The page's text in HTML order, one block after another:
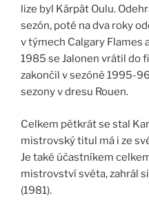
lize byl Kärpät Oulu.
sezón, poté na dva roky
v týmech Calgary Flames
1985 se Jalonen vrátil do
zakončil v sezóně 1995-
sezony v dresu Rouen.
Celkem pětkrát se stal
mistrovský titul má i ze
Je také účastníkem
mistrovství světa, zahrál
(1981).